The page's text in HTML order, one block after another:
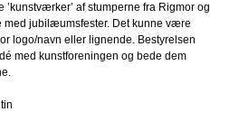
’kunstværker’ af stumperne fra Rigmor og
jubilæumsfester. Det kunne være
logo/navn eller lignende. Bestyrelsen
med kunstforeningen og bede dem